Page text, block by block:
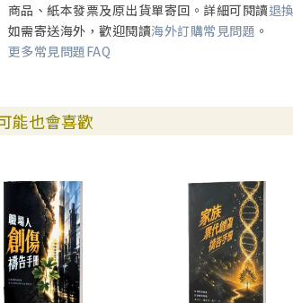
商品、紙本發票及原出貨單寄回。詳細可閱讀退
如需寄送海外，歡迎閱讀海外訂購常見問題 。
更多常見問題FAQ
能也會喜歡